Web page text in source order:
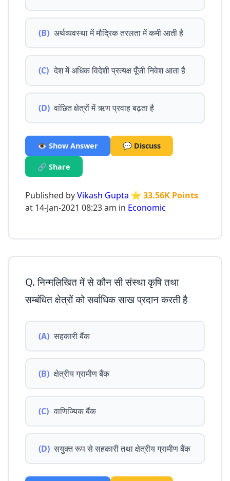
(B) अर्थव्यवस्था में मौद्रिक तरलता में कमी आती है
(C) देश में अधिक विदेशी प्रत्यक्ष पूँजी निवेश आता है
(D) वांछित क्षेत्रों में ऋण प्रवाह बढ़ता है
👁️ Show Answer 💬 Discuss
🔗 Share
Published byVikash Gupta ⭐ 33.56K Points
at 14-Jan-2021 08:23 am in Economic
Q. निन्मलिखित में से कौन सी संस्था कृषि तथा
सम्बंधित क्षेत्रों को सर्वाधिक साख प्रदान करती है
(A) सहकारी बैंक
(B) क्षेत्रीय ग्रामीण बैंक
(C) वाणिज्यिक बैंक
(D) सयुक्त रूप से सहकारी तथा क्षेत्रीय ग्रामीण बैंक